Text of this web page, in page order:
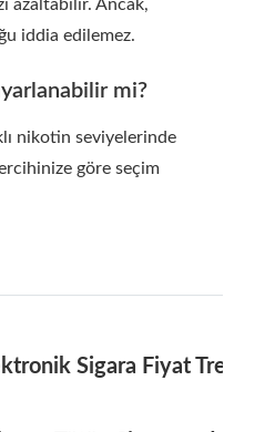
azaltabilir. Ancak,
iddia edilemez.
mi?
nikotin seviyelerinde
göre seçim
Sigara Fiyat